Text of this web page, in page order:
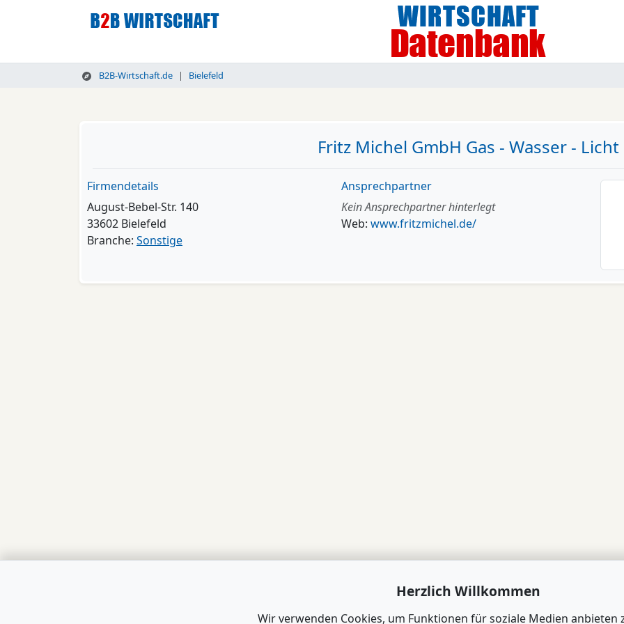
B2B-Wirtschaft.de Bielefeld
Fritz Michel GmbH Gas - Wasser - Licht
Firmendetails
August-Bebel-Str. 140
33602 Bielefeld
Branche: Sonstige
Ansprechpartner
Kein Ansprechpartner hinterlegt
Web: www.fritzmichel.de/
Herzlich Willkommen
Wir verwenden Cookies, um Funktionen für soziale Medien anbieten